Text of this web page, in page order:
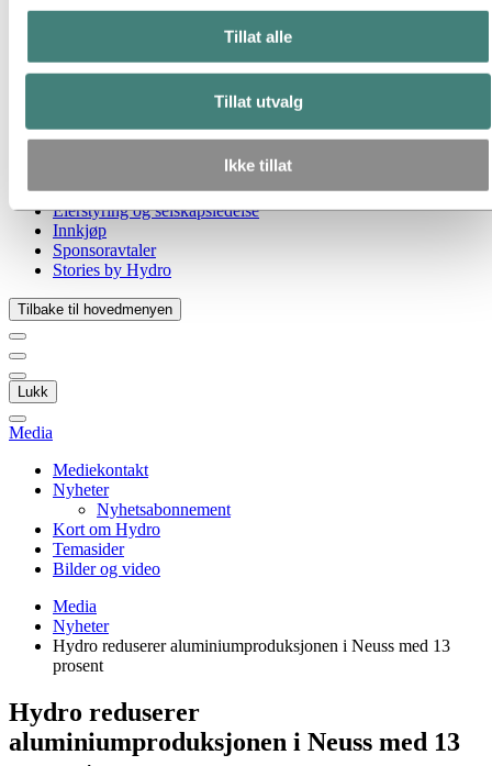
Tillat alle
Tillat utvalg
Ikke tillat
Gå til:Om Hydro
Dette er Hydro
Industrier som betyr noe
Vår strategi
Organisasjon
Eierstyring og selskapsledelse
Innkjøp
Sponsoravtaler
Stories by Hydro
Tilbake til hovedmenyen
Lukk
Media
Mediekontakt
Nyheter
Nyhetsabonnement
Kort om Hydro
Temasider
Bilder og video
Media
Nyheter
Hydro reduserer aluminiumproduksjonen i Neuss med 13
prosent
Hydro reduserer
aluminiumproduksjonen i Neuss med 13